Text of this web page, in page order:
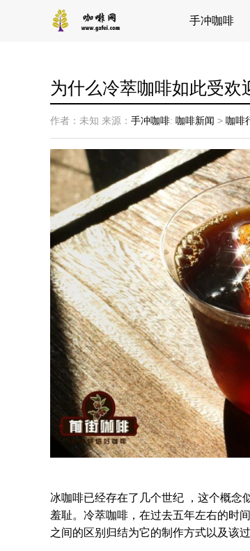
手冲咖啡
为什么冷萃咖啡如此受
作者：未知 来源： 手冲咖啡: 咖啡新闻 > 咖啡
冰咖啡已经存在了几个世纪 ，这个概念
羞耻。冷萃咖啡，在过去五年左右的时
之间的区别归结为它的制作方式以及该